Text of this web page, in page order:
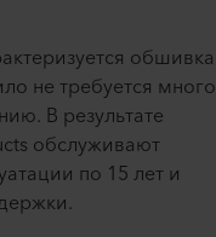
обшивка
не требуется много
В результате
обслуживают
по 15 лет и